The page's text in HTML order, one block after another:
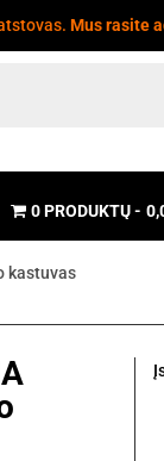
Mus rasite
0 PRODUKTŲ
kastuvas